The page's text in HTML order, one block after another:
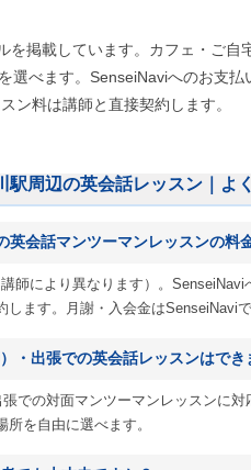
掲載しています。カフェ・ご自
選べます。SenseiNaviへのお支
ン料は講師と直接契約します。
駅周辺の英会話レッスン｜よ
会話マンツーマンレッスンの料
師により異なります）。
ます。月謝・入会金はSenseiNavi
・出張での英会話レッスンはでき
での対面マンツーマンレッスンに
所を自由に選べます。